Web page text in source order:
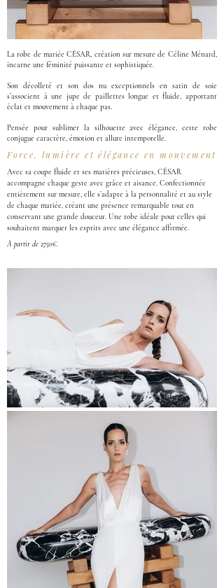
La robe de mariée CÉSAR, création sur mesure de Céline Ménard,
incarne une féminité puissante et sophistiquée.
Son décolleté et son dos nu exceptionnels en satin de soie
s’associent à une jupe de paillettes longue et fluide, apportant
éclat et mouvement à chaque pas.
Pensée pour sublimer la silhouette avec élégance, cette robe
conjugue caractère, émotion et allure intemporelle.
Force, lumière et élégance en mouvement
Avec sa coupe fluide et ses matières précieuses, CÉSAR
accompagne chaque geste avec grâce et aisance. Confectionnée
entièrement sur mesure, elle s’adapte à la personnalité et au style
de chaque mariée, créant une présence remarquable tout en
conservant une grande douceur. Une robe idéale pour celles qui
souhaitent marquer les esprits avec une élégance affirmée.
À partir de 2750€.